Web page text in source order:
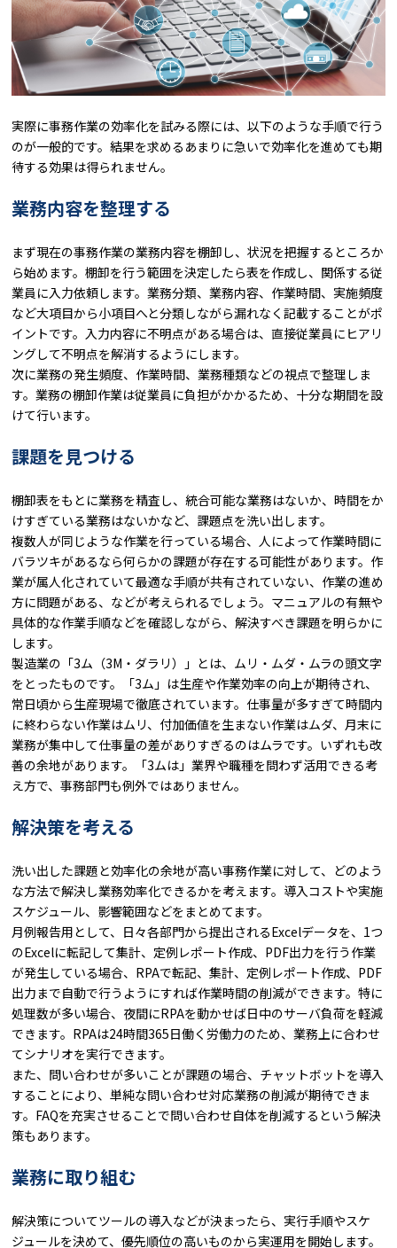
実際に事務作業の効率化を試みる際には、以下のような手順で行う
のが一般的です。結果を求めるあまりに急いで効率化を進めても期
待する効果は得られません。
業務内容を整理する
まず現在の事務作業の業務内容を棚卸し、状況を把握するところか
ら始めます。棚卸を行う範囲を決定したら表を作成し、関係する従
業員に入力依頼します。業務分類、業務内容、作業時間、実施頻度
など大項目から小項目へと分類しながら漏れなく記載することがポ
イントです。入力内容に不明点がある場合は、直接従業員にヒアリ
ングして不明点を解消するようにします。
次に業務の発生頻度、作業時間、業務種類などの視点で整理しま
す。業務の棚卸作業は従業員に負担がかかるため、十分な期間を設
けて行います。
課題を見つける
棚卸表をもとに業務を精査し、統合可能な業務はないか、時間をか
けすぎている業務はないかなど、課題点を洗い出します。
複数人が同じような作業を行っている場合、人によって作業時間に
バラツキがあるなら何らかの課題が存在する可能性があります。作
業が属人化されていて最適な手順が共有されていない、作業の進め
方に問題がある、などが考えられるでしょう。マニュアルの有無や
具体的な作業手順などを確認しながら、解決すべき課題を明らかに
します。
製造業の「3ム（3M・ダラリ）」とは、ムリ・ムダ・ムラの頭文字
をとったものです。「3ム」は生産や作業効率の向上が期待され、
常日頃から生産現場で徹底されています。仕事量が多すぎて時間内
に終わらない作業はムリ、付加価値を生まない作業はムダ、月末に
業務が集中して仕事量の差がありすぎるのはムラです。いずれも改
善の余地があります。「3ムは」業界や職種を問わず活用できる考
え方で、事務部門も例外ではありません。
解決策を考える
洗い出した課題と効率化の余地が高い事務作業に対して、どのよう
な方法で解決し業務効率化できるかを考えます。導入コストや実施
スケジュール、影響範囲などをまとめてます。
月例報告用として、日々各部門から提出されるExcelデータを、1つ
のExcelに転記して集計、定例レポート作成、PDF出力を行う作業
が発生している場合、RPAで転記、集計、定例レポート作成、PDF
出力まで自動で行うようにすれば作業時間の削減ができます。特に
処理数が多い場合、夜間にRPAを動かせば日中のサーバ負荷を軽減
できます。RPAは24時間365日働く労働力のため、業務上に合わせ
てシナリオを実行できます。
また、問い合わせが多いことが課題の場合、チャットボットを導入
することにより、単純な問い合わせ対応業務の削減が期待できま
す。FAQを充実させることで問い合わせ自体を削減するという解決
策もあります。
業務に取り組む
解決策についてツールの導入などが決まったら、実行手順やスケ
ジュールを決めて、優先順位の高いものから実運用を開始します。